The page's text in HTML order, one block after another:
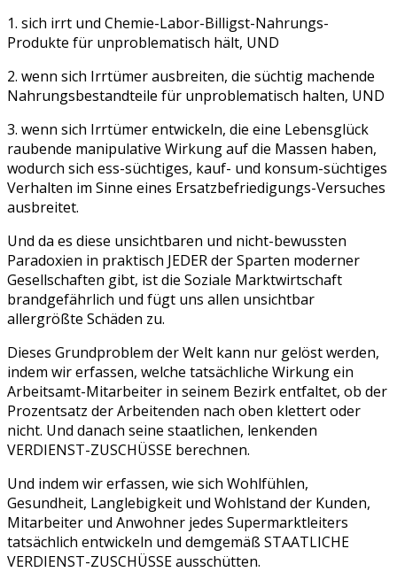
1. sich irrt und Chemie-Labor-Billigst-Nahrungs-
Produkte für unproblematisch hält, UND
2. wenn sich Irrtümer ausbreiten, die süchtig machende
Nahrungsbestandteile für unproblematisch halten, UND
3. wenn sich Irrtümer entwickeln, die eine Lebensglück
raubende manipulative Wirkung auf die Massen haben,
wodurch sich ess-süchtiges, kauf- und konsum-süchtiges
Verhalten im Sinne eines Ersatzbefriedigungs-Versuches
ausbreitet.
Und da es diese unsichtbaren und nicht-bewussten
Paradoxien in praktisch JEDER der Sparten moderner
Gesellschaften gibt, ist die Soziale Marktwirtschaft
brandgefährlich und fügt uns allen unsichtbar
allergrößte Schäden zu.
Dieses Grundproblem der Welt kann nur gelöst werden,
indem wir erfassen, welche tatsächliche Wirkung ein
Arbeitsamt-Mitarbeiter in seinem Bezirk entfaltet, ob der
Prozentsatz der Arbeitenden nach oben klettert oder
nicht. Und danach seine staatlichen, lenkenden
VERDIENST-ZUSCHÜSSE berechnen.
Und indem wir erfassen, wie sich Wohlfühlen,
Gesundheit, Langlebigkeit und Wohlstand der Kunden,
Mitarbeiter und Anwohner jedes Supermarktleiters
tatsächlich entwickeln und demgemäß STAATLICHE
VERDIENST-ZUSCHÜSSE ausschütten.